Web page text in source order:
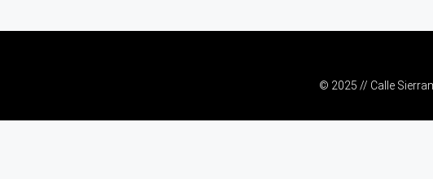
© 2025 // Calle